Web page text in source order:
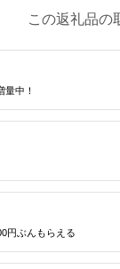
税
静岡県 富士市
ック トイレットペー
寄付金額:26,500円
この返礼品の
中！
円ぶんもらえる